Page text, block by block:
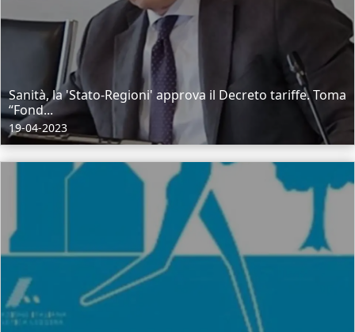
Sanità, la 'Stato-Regioni' approva il Decreto tariffe. Toma
“Fond...
19-04-2023